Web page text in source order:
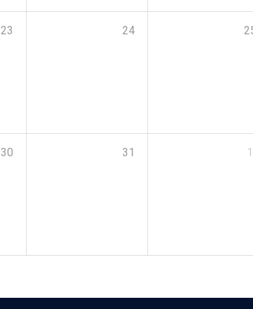
23 24
30 31 1